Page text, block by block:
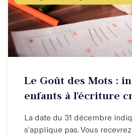
Inscrivez vous en prévente
Le Goût des Mots :
enfants à l'écriture
La date du 31 décembre
s’applique pas. Vous